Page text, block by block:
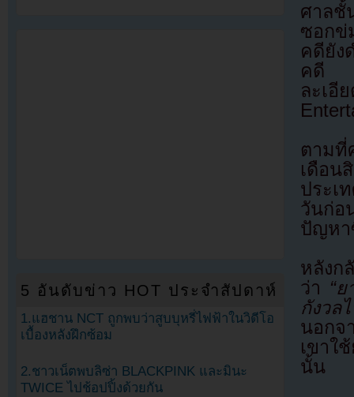
ศาลชั้
ซอกข่
คดียัง
คดี พ่
ละเอี
ตาม
เดือ
ประเ
วันก่อ
ปัญหา
หลังก
ว่า “
กังว
นอกจ
เขาใ
นั้น
5 อันดับข่าว HOT ประจำสัปดาห์
1.แฮชาน NCT ถูกพบว่าสูบบุหรี่ไฟฟ้าในวิดีโอ
เบื้องหลังฝึกซ้อม
2.ชาวเน็ตพบลิซ่า BLACKPINK และมินะ
TWICE ไปช้อปปิ้งด้วยกัน